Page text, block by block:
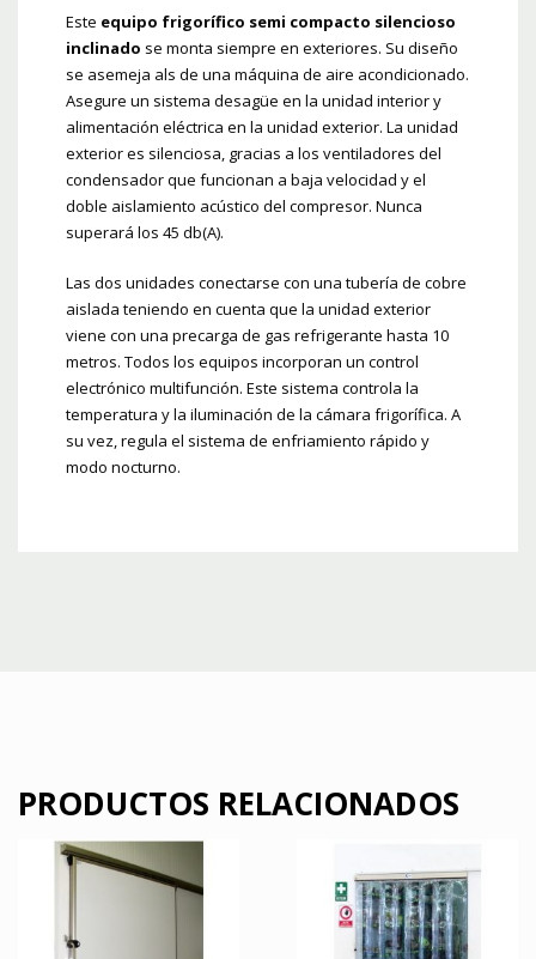
Este equipo frigorífico semi compacto silencioso
inclinado se monta siempre en exteriores. Su diseño
se asemeja als de una máquina de aire acondicionado.
Asegure un sistema desagüe en la unidad interior y
alimentación eléctrica en la unidad exterior. La unidad
exterior es silenciosa, gracias a los ventiladores del
condensador que funcionan a baja velocidad y el
doble aislamiento acústico del compresor. Nunca
superará los 45 db(A).
Las dos unidades conectarse con una tubería de cobre
aislada teniendo en cuenta que la unidad exterior
viene con una precarga de gas refrigerante hasta 10
metros. Todos los equipos incorporan un control
electrónico multifunción. Este sistema controla la
temperatura y la iluminación de la cámara frigorífica. A
su vez, regula el sistema de enfriamiento rápido y
modo nocturno.
PRODUCTOS RELACIONADOS